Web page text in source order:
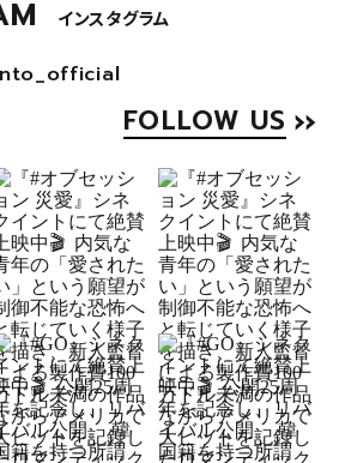
インスタグラム
FOLLOW US